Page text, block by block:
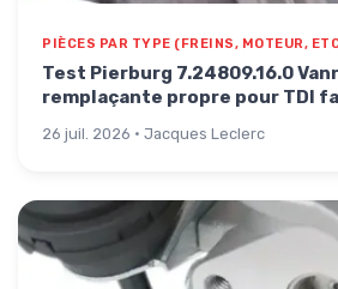
PIÈCES PAR TYPE (FREINS, MOTEUR,
Test Pierburg 7.24809.16.0
remplaçante propre pour TDI
26 juil. 2026 · Jacques Leclerc